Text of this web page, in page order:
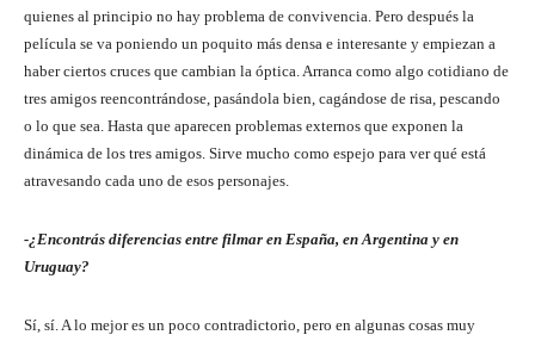
quienes al principio no hay problema de convivencia. Pero después la
película se va poniendo un poquito más densa e interesante y empiezan a
haber ciertos cruces que cambian la óptica. Arranca como algo cotidiano de
tres amigos reencontrándose, pasándola bien, cagándose de risa, pescando
o lo que sea. Hasta que aparecen problemas externos que exponen la
dinámica de los tres amigos. Sirve mucho como espejo para ver qué está
atravesando cada uno de esos personajes.
-¿Encontrás diferencias entre filmar en España, en Argentina y en
Uruguay?
Sí, sí. A lo mejor es un poco contradictorio, pero en algunas cosas muy